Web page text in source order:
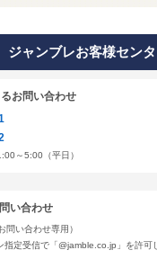
ジャンブレお客様セン
お問い合わせ
～5:00（平日）
い合わせ
問い合わせ専用）
定受信で「@jamble.co.jp」を許可